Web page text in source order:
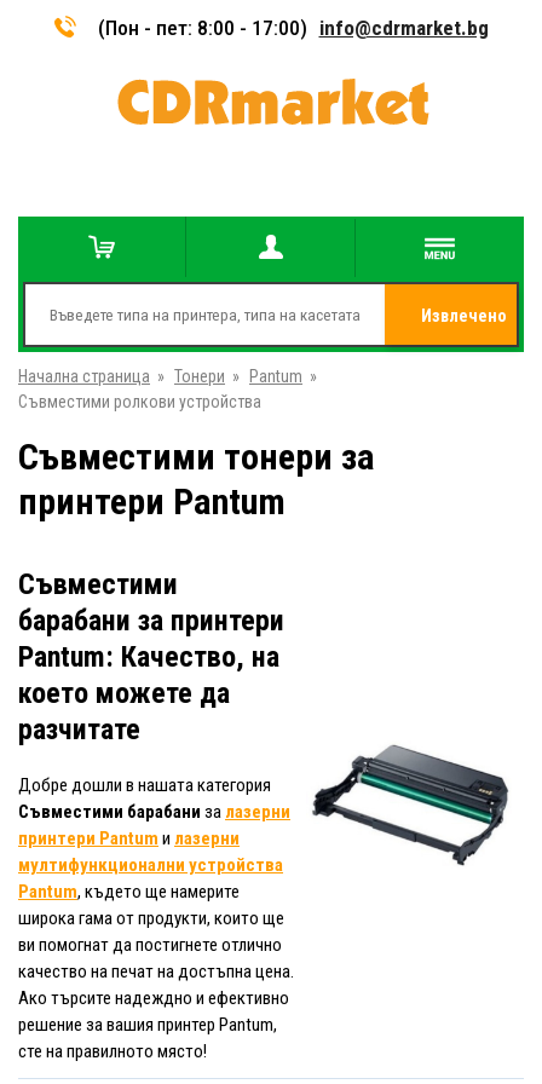
(Пон - пет: 8:00 - 17:00) info@cdrmarket.bg
Извлечено
Начална страница » Тонери » Pantum »
Съвместими ролкови устройства
Съвместими тонери за
принтери Pantum
Съвместими
барабани за принтери
Pantum: Качество, на
което можете да
разчитате
Добре дошли в нашата категория
Съвместими барабани за лазерни
принтери Pantum и лазерни
мултифункционални устройства
Pantum, където ще намерите
широка гама от продукти, които ще
ви помогнат да постигнете отлично
качество на печат на достъпна цена.
Ако търсите надеждно и ефективно
решение за вашия принтер Pantum,
сте на правилното място!